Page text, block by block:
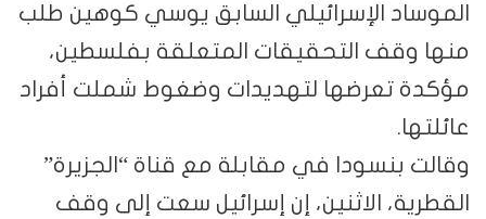
الموساد الإسرائيلي السابق يوسي كوهين طلب
منها وقف التحقيقات المتعلقة بفلسطين،
مؤكدة تعرضها لتهديدات وضغوط شملت أفراد
عائلتها.
وقالت بنسودا في مقابلة مع قناة “الجزيرة”
القطرية، الاثنين، إن إسرائيل سعت إلى وقف